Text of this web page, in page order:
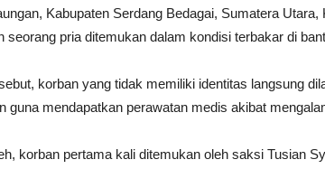
Kabupaten Serdang Bedagai, Sumatera
seorang pria ditemukan dalam kondisi terbakar di
korban yang tidak memiliki identitas langsung
guna mendapatkan perawatan medis akibat
korban pertama kali ditemukan oleh saksi Tusian